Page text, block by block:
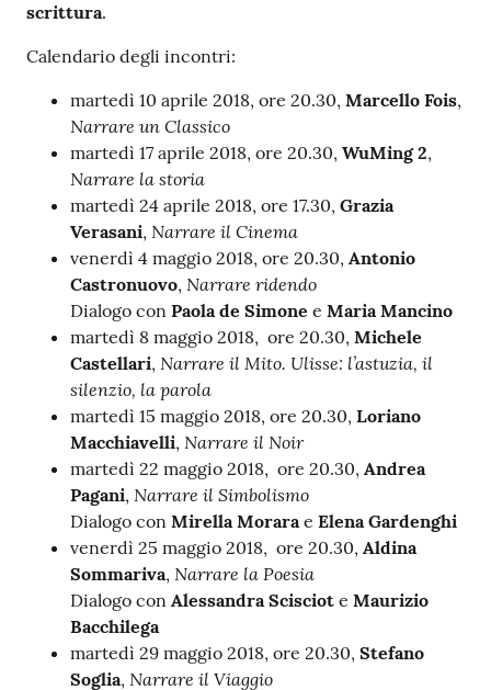
Catalogo
on line
Eventi
Chiedi al
bibliotecario
scrittura.
Calendario degli incontri:
martedì 10 aprile 2018, ore 20.30, Marcello Fois,
Narrare un Classico
martedì 17 aprile 2018, ore 20.30, WuMing 2,
Narrare la storia
martedì 24 aprile 2018, ore 17.30, Grazia
Verasani, Narrare il Cinema
venerdì 4 maggio 2018, ore 20.30, Antonio
Castronuovo, Narrare ridendo
Dialogo con Paola de Simone e Maria Mancino
martedì 8 maggio 2018, ore 20.30, Michele
Castellari, Narrare il Mito. Ulisse: l’astuzia, il
silenzio, la parola
martedì 15 maggio 2018, ore 20.30, Loriano
Macchiavelli, Narrare il Noir
martedì 22 maggio 2018, ore 20.30, Andrea
Pagani, Narrare il Simbolismo
Dialogo con Mirella Morarae Elena Gardenghi
venerdì 25 maggio 2018, ore 20.30, Aldina
Sommariva, Narrare la Poesia
Dialogo con Alessandra Scisciot e Maurizio
Bacchilega
martedì 29 maggio 2018, ore 20.30, Stefano
Soglia, Narrare il Viaggio